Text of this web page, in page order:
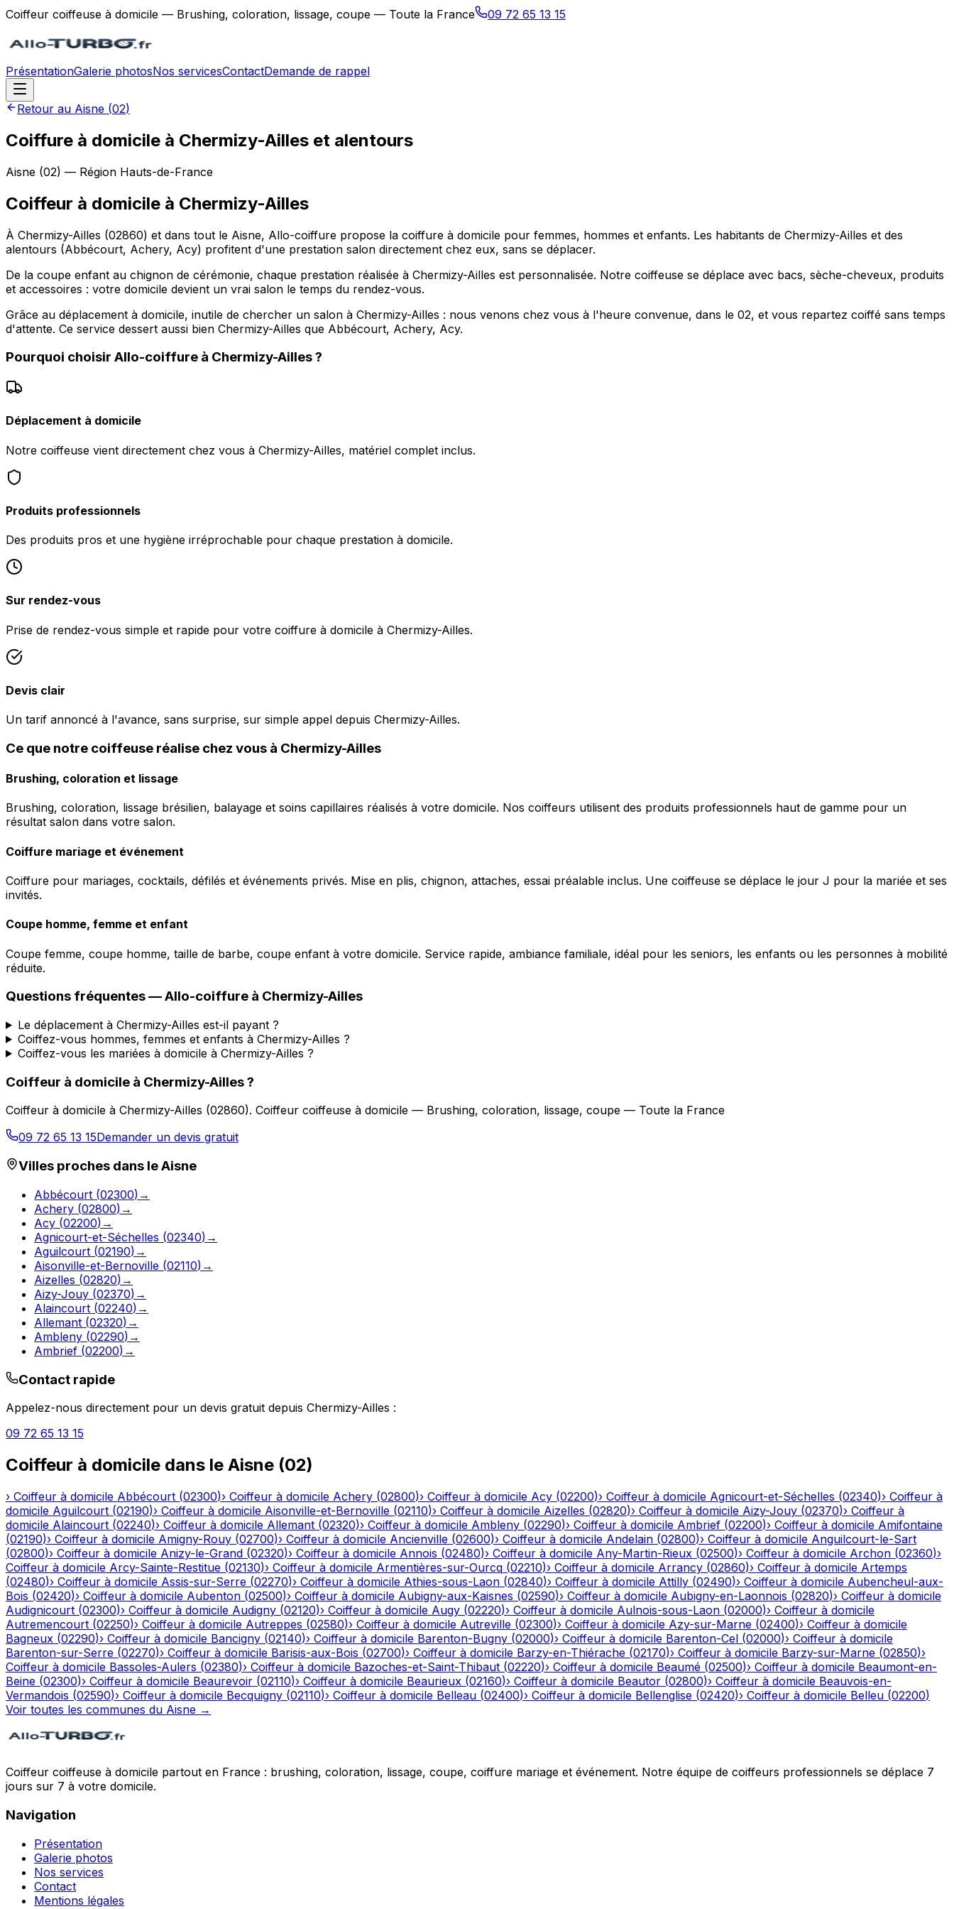
Coiffeur coiffeuse à domicile — Brushing, coloration, lissage, coupe — Toute la France 09 72 65 13 15
PrésentationGalerie photosNos servicesContactDemande de rappel
Retour au Aisne (02)
Coiffure à domicile à Chermizy-Ailles et alentours
Aisne (02) — Région Hauts-de-France
Coiffeur à domicile à Chermizy-Ailles
À Chermizy-Ailles (02860) et dans tout le Aisne, Allo-coiffure propose la coiffure à domicile pour femmes, hommes et enfants. Les habitants de Chermizy-Ailles et des
alentours (Abbécourt, Achery, Acy) profitent d'une prestation salon directement chez eux, sans se déplacer.
De la coupe enfant au chignon de cérémonie, chaque prestation réalisée à Chermizy-Ailles est personnalisée. Notre coiffeuse se déplace avec bacs, sèche-cheveux, produits
et accessoires : votre domicile devient un vrai salon le temps du rendez-vous.
Grâce au déplacement à domicile, inutile de chercher un salon à Chermizy-Ailles : nous venons chez vous à l'heure convenue, dans le 02, et vous repartez coiffé sans temps
d'attente. Ce service dessert aussi bien Chermizy-Ailles que Abbécourt, Achery, Acy.
Pourquoi choisir Allo-coiffure à Chermizy-Ailles?
Déplacement à domicile
Notre coiffeuse vient directement chez vous à Chermizy-Ailles, matériel complet inclus.
Produits professionnels
Des produits pros et une hygiène irréprochable pour chaque prestation à domicile.
Sur rendez-vous
Prise de rendez-vous simple et rapide pour votre coiffure à domicile à Chermizy-Ailles.
Devis clair
Un tarif annoncé à l'avance, sans surprise, sur simple appel depuis Chermizy-Ailles.
Ce que notre coiffeuse réalise chez vous à Chermizy-Ailles
Brushing, coloration et lissage
Brushing, coloration, lissage brésilien, balayage et soins capillaires réalisés à votre domicile. Nos coiffeurs utilisent des produits professionnels haut de gamme pour un
résultat salon dans votre salon.
Coiffure mariage et événement
Coiffure pour mariages, cocktails, défilés et événements privés. Mise en plis, chignon, attaches, essai préalable inclus. Une coiffeuse se déplace le jour J pour la mariée et ses
invités.
Coupe homme, femme et enfant
Coupe femme, coupe homme, taille de barbe, coupe enfant à votre domicile. Service rapide, ambiance familiale, idéal pour les seniors, les enfants ou les personnes à mobilité
réduite.
Questions fréquentes —Allo-coiffure à Chermizy-Ailles
Le déplacement à Chermizy-Ailles est-il payant ?
Coiffez-vous hommes, femmes et enfants à Chermizy-Ailles ?
Coiffez-vous les mariées à domicile à Chermizy-Ailles ?
Coiffeur à domicile à Chermizy-Ailles?
Coiffeur à domicile à Chermizy-Ailles (02860). Coiffeur coiffeuse à domicile — Brushing, coloration, lissage, coupe — Toute la France
09 72 65 13 15Demander un devis gratuit
Villes proches dans leAisne
Abbécourt (02300) →
Achery (02800) →
Acy (02200) →
Agnicourt-et-Séchelles (02340) →
Aguilcourt (02190) →
Aisonville-et-Bernoville (02110) →
Aizelles (02820) →
Aizy-Jouy (02370) →
Alaincourt (02240) →
Allemant (02320) →
Ambleny (02290) →
Ambrief (02200) →
Contact rapide
Appelez-nous directement pour un devis gratuit depuis Chermizy-Ailles :
09 72 65 13 15
Coiffeur à domicile dans le Aisne (02)
› Coiffeur à domicile Abbécourt (02300)› Coiffeur à domicile Achery (02800)› Coiffeur à domicile Acy (02200)› Coiffeur à domicile Agnicourt-et-Séchelles (02340)› Coiffeur à
domicile Aguilcourt (02190)› Coiffeur à domicile Aisonville-et-Bernoville (02110)› Coiffeur à domicile Aizelles (02820)› Coiffeur à domicile Aizy-Jouy (02370)› Coiffeur à
domicile Alaincourt (02240)› Coiffeur à domicile Allemant (02320)› Coiffeur à domicile Ambleny (02290)› Coiffeur à domicile Ambrief (02200)› Coiffeur à domicile Amifontaine
(02190)› Coiffeur à domicile Amigny-Rouy (02700)› Coiffeur à domicile Ancienville (02600)› Coiffeur à domicile Andelain (02800)› Coiffeur à domicile Anguilcourt-le-Sart
(02800)› Coiffeur à domicile Anizy-le-Grand (02320)› Coiffeur à domicile Annois (02480)› Coiffeur à domicile Any-Martin-Rieux (02500)› Coiffeur à domicile Archon (02360)›
Coiffeur à domicile Arcy-Sainte-Restitue (02130)› Coiffeur à domicile Armentières-sur-Ourcq (02210)› Coiffeur à domicile Arrancy (02860)› Coiffeur à domicile Artemps
(02480)› Coiffeur à domicile Assis-sur-Serre (02270)› Coiffeur à domicile Athies-sous-Laon (02840)› Coiffeur à domicile Attilly (02490)› Coiffeur à domicile Aubencheul-aux-
Bois (02420)› Coiffeur à domicile Aubenton (02500)› Coiffeur à domicile Aubigny-aux-Kaisnes (02590)› Coiffeur à domicile Aubigny-en-Laonnois (02820)› Coiffeur à domicile
Audignicourt (02300)› Coiffeur à domicile Audigny (02120)› Coiffeur à domicile Augy (02220)› Coiffeur à domicile Aulnois-sous-Laon (02000)› Coiffeur à domicile
Autremencourt (02250)› Coiffeur à domicile Autreppes (02580)› Coiffeur à domicile Autreville (02300)› Coiffeur à domicile Azy-sur-Marne (02400)› Coiffeur à domicile
Bagneux (02290)› Coiffeur à domicile Bancigny (02140)› Coiffeur à domicile Barenton-Bugny (02000)› Coiffeur à domicile Barenton-Cel (02000)› Coiffeur à domicile
Barenton-sur-Serre (02270)› Coiffeur à domicile Barisis-aux-Bois (02700)› Coiffeur à domicile Barzy-en-Thiérache (02170)› Coiffeur à domicile Barzy-sur-Marne (02850)›
Coiffeur à domicile Bassoles-Aulers (02380)› Coiffeur à domicile Bazoches-et-Saint-Thibaut (02220)› Coiffeur à domicile Beaumé (02500)› Coiffeur à domicile Beaumont-en-
Beine (02300)› Coiffeur à domicile Beaurevoir (02110)› Coiffeur à domicile Beaurieux (02160)› Coiffeur à domicile Beautor (02800)› Coiffeur à domicile Beauvois-en-
Vermandois (02590)› Coiffeur à domicile Becquigny (02110)› Coiffeur à domicile Belleau (02400)› Coiffeur à domicile Bellenglise (02420)› Coiffeur à domicile Belleu (02200)
Voir toutes les communes du Aisne →
Coiffeur coiffeuse à domicile partout en France : brushing, coloration, lissage, coupe, coiffure mariage et événement. Notre équipe de coiffeurs professionnels se déplace 7
jours sur 7 à votre domicile.
Navigation
Présentation
Galerie photos
Nos services
Contact
Mentions légales